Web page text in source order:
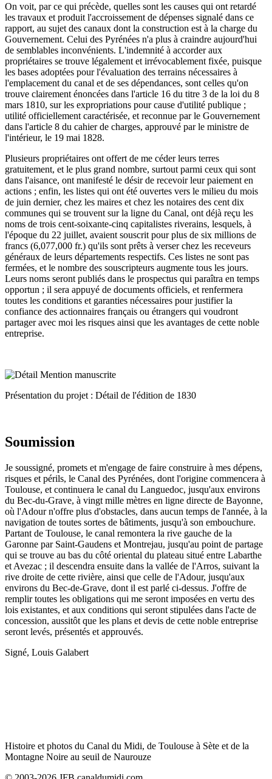
On voit, par ce qui précède, quelles sont les causes qui ont retardé
les travaux et produit l'accroissement de dépenses signalé dans ce
rapport, au sujet des canaux dont la construction est à la charge du
Gouvernement. Celui des Pyrénées n'a plus à craindre aujourd'hui
de semblables inconvénients. L'indemnité à accorder aux
propriétaires se trouve légalement et irrévocablement fixée, puisque
les bases adoptées pour l'évaluation des terrains nécessaires à
l'emplacement du canal et de ses dépendances, sont celles qu'on
trouve clairement énoncées dans l'article 16 du titre 3 de la loi du 8
mars 1810, sur les expropriations pour cause d'utilité publique ;
utilité officiellement caractérisée, et reconnue par le Gouvernement
dans l'article 8 du cahier de charges, approuvé par le ministre de
l'intérieur, le 19 mai 1828.
Plusieurs propriétaires ont offert de me céder leurs terres
gratuitement, et le plus grand nombre, surtout parmi ceux qui sont
dans l'aisance, ont manifesté le désir de recevoir leur paiement en
actions ; enfin, les listes qui ont été ouvertes vers le milieu du mois
de juin dernier, chez les maires et chez les notaires des cent dix
communes qui se trouvent sur la ligne du Canal, ont déjà reçu les
noms de trois cent-soixante-cinq capitalistes riverains, lesquels, à
l'époque du 22 juillet, avaient souscrit pour plus de six millions de
francs (6,077,000 fr.) qu'ils sont prêts à verser chez les receveurs
généraux de leurs départements respectifs. Ces listes ne sont pas
fermées, et le nombre des souscripteurs augmente tous les jours.
Leurs noms seront publiés dans le prospectus qui paraîtra en temps
opportun ; il sera appuyé de documents officiels, et renfermera
toutes les conditions et garanties nécessaires pour justifier la
confiance des actionnaires français ou étrangers qui voudront
partager avec moi les risques ainsi que les avantages de cette noble
entreprise.
Présentation du projet : Détail de l'édition de 1830
Soumission
Je soussigné, promets et m'engage de faire construire à mes dépens,
risques et périls, le Canal des Pyrénées, dont l'origine commencera à
Toulouse, et continuera le canal du Languedoc, jusqu'aux environs
du Bec-du-Grave, à vingt mille mètres en ligne directe de Bayonne,
où l'Adour n'offre plus d'obstacles, dans aucun temps de l'année, à la
navigation de toutes sortes de bâtiments, jusqu'à son embouchure.
Partant de Toulouse, le canal remontera la rive gauche de la
Garonne par Saint-Gaudens et Montrejau, jusqu'au point de partage
qui se trouve au bas du côté oriental du plateau situé entre Labarthe
et Avezac ; il descendra ensuite dans la vallée de l'Arros, suivant la
rive droite de cette rivière, ainsi que celle de l'Adour, jusqu'aux
environs du Bec-de-Grave, dont il est parlé ci-dessus. J'offre de
remplir toutes les obligations qui me seront imposées en vertu des
lois existantes, et aux conditions qui seront stipulées dans l'acte de
concession, aussitôt que les plans et devis de cette noble entreprise
seront levés, présentés et approuvés.
Signé, Louis Galabert
Histoire et photos du Canal du Midi, de Toulouse à Sète et de la
Montagne Noire au seuil de Naurouze